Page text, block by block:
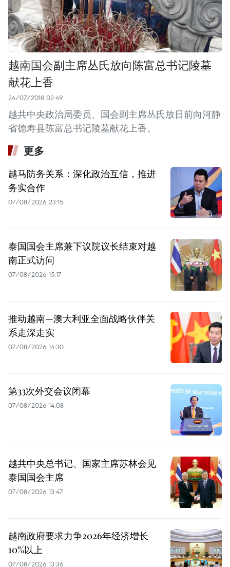
越南国会副主席丛氏放向陈富总书记陵墓
献花上香
24/07/2018 02:49
越共中央政治局委员、国会副主席丛氏放日前向河静
省德寿县陈富总书记陵墓献花上香。
更多
越马防务关系：深化政治互信，推进
务实合作
07/08/2026 23:15
泰国国会主席兼下议院议长结束对越
南正式访问
07/08/2026 15:17
推动越南—澳大利亚全面战略伙伴关
系走深走实
07/08/2026 14:30
第33次外交会议闭幕
07/08/2026 14:08
越共中央总书记、国家主席苏林会见
泰国国会主席
07/08/2026 13:47
越南政府要求力争2026年经济增长
10%以上
07/08/2026 13:36